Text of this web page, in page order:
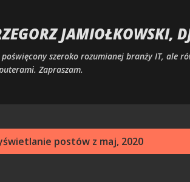
JAMIOŁKOWSKI,
szeroko rozumianej branży IT, ale
Zapraszam.
postów z maj, 2020